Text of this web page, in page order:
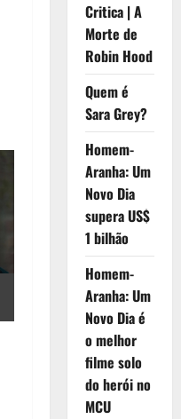
Critica | A
Morte de
Robin Hood
Quem é
Sara Grey?
Homem-
Aranha: Um
Novo Dia
supera US$
1 bilhão
Homem-
Aranha: Um
Novo Dia é
o melhor
filme solo
do herói no
MCU